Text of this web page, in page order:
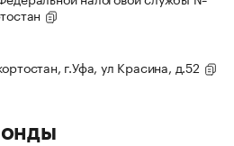
г.Уфа, ул Красина, д.52